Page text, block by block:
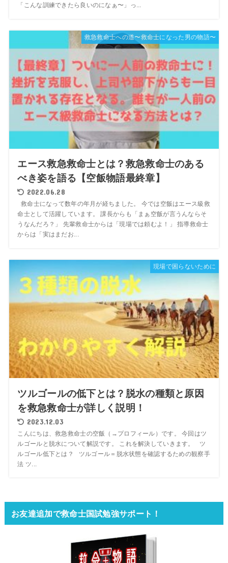
「こんな訓練できたら良いのになぁ〜」っ...
救急救命士への道〜救命士になった男の物語〜
エース救急救命士とは？救急救命士のある
べき姿を語る【空飯物語最終章】
2022.06.28
救命士になって数年の年月が経ちました。 今では空飯はエース級救
命士として活躍しています。 課長からも「まぁ空飯が言うんならそ
うなんだろ？」 先輩救命士からは「現場では頼むよ！」 指導救命士
からは「実はまだお...
現場で困らないために
ツルゴールの低下とは？脱水の種類と原因
を救急救命士が詳しく説明！
2023.12.03
こんにちは、救急救命士の空飯（→プロフィール）です。 今回はツ
ルゴールと脱水について解説です。 これを解決していきます。 ツ
ルゴール低下とは？ ツルゴール＝脱水状態を確認するための観察手
法 ツ...
お友達追加で救命士国試勉強サポート！